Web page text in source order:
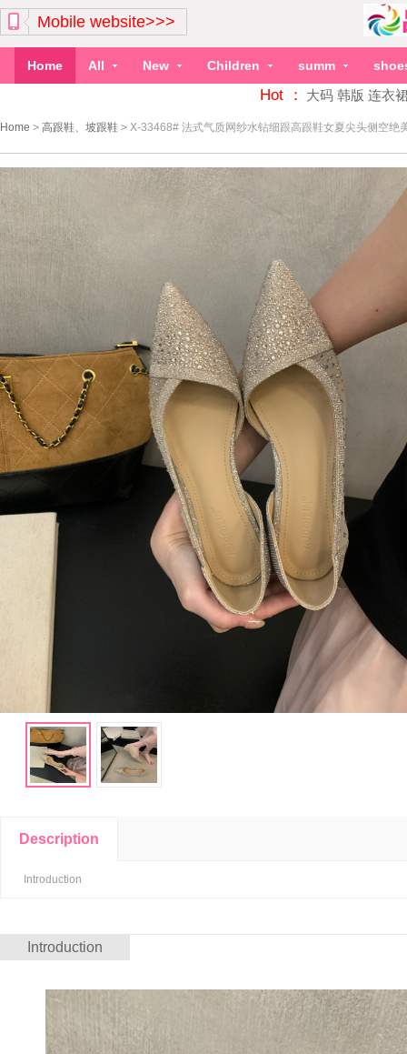
Mobile website>>>
Home All New Children summ
Hot ： 大码 韩版 连衣
Home > 高跟鞋、坡跟鞋 > X-33468# 法式气质网纱水钻细跟高跟鞋女夏尖头侧空绝
Description
Introduction
Introduction